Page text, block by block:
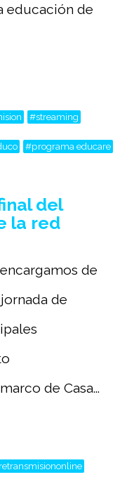
educación de
#streaming
#programa educare
del
la red
de
de
de Casa...